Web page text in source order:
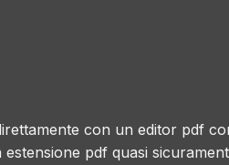
con un editor pdf
pdf quasi